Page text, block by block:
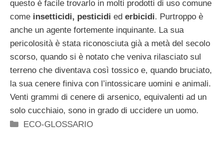
questo è facile trovarlo in molti prodotti di uso comune
come insetticidi, pesticidi ed erbicidi. Purtroppo è
anche un agente fortemente inquinante. La sua
pericolosità è stata riconosciuta già a metà del secolo
scorso, quando si è notato che veniva rilasciato sul
terreno che diventava così tossico e, quando bruciato,
la sua cenere finiva con l’intossicare uomini e animali.
Venti grammi di cenere di arsenico, equivalenti ad un
solo cucchiaio, sono in grado di uccidere un uomo.
Categorie
ECO-GLOSSARIO